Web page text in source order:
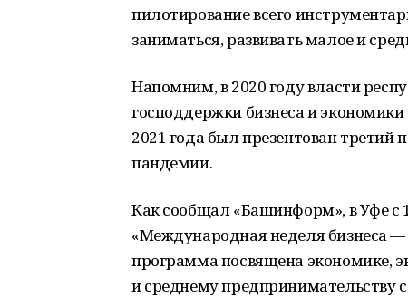
пилотирование всего
заниматься, развивать малое и
Напомним, в 2020 году власти
господдержки бизнеса и
2021 года был презентован
пандемии.
Как сообщал «Башинформ», в Уфе с
«Международная неделя бизнеса
программа посвящена экономике,
и среднему предпринимательству